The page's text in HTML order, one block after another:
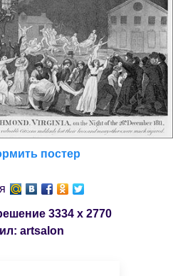
постер
3334 x 2770
artsalon